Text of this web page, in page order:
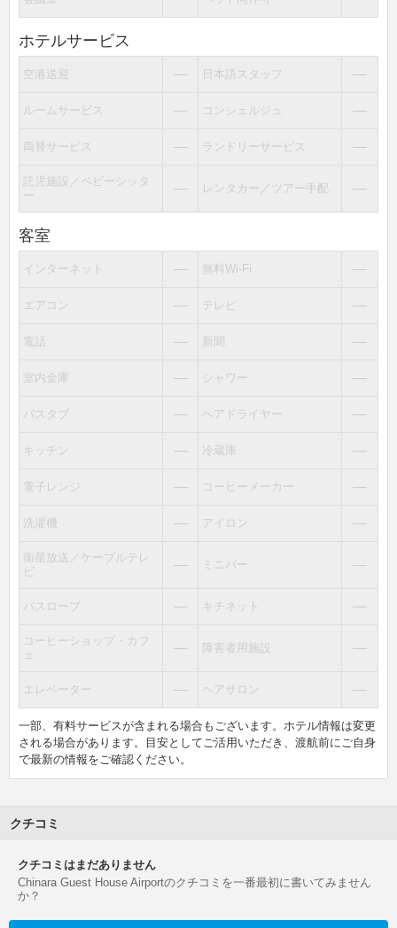
ホテルサービス
空港送迎 ― 日本語スタッフ ―
ルームサービス ― コンシェルジュ ―
両替サービス ― ランドリーサービス ―
託児施設／ベビーシッタ
ー
― レンタカー／ツアー手配 ―
客室
インターネット ― 無料Wi-Fi ―
エアコン ― テレビ ―
電話 ― 新聞 ―
室内金庫 ― シャワー ―
バスタブ ― ヘアドライヤー ―
キッチン ― 冷蔵庫 ―
電子レンジ ― コーヒーメーカー ―
洗濯機 ― アイロン ―
衛星放送／ケーブルテレ
ビ
― ミニバー ―
バスローブ ― キチネット ―
コーヒーショップ・カフ
ェ
― 障害者用施設 ―
エレベーター ― ヘアサロン ―
一部、有料サービスが含まれる場合もございます。ホテル情報は変更
される場合があります。目安としてご活用いただき、渡航前にご自身
で最新の情報をご確認ください。
クチコミ
クチコミはまだありません
Chinara Guest House Airportのクチコミを一番最初に書いてみません
か？